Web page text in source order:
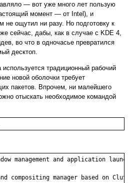
— вот уже много лет пользую
момент — от Intel), и
не ощутил ни разу. Но подготовку к
сейчас, дабы, как в случае с KDE 4,
во что в одночасье превратился
десктоп.
традиционный рабочий
новой оболочки требует
пакетов. Впрочем, ни малейшего
отыскать необходимое командой
management and application
compositing manager based on